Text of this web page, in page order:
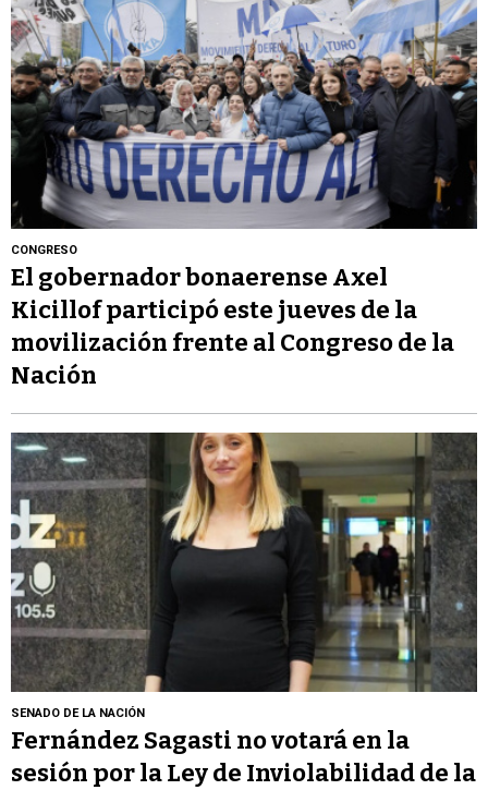
CONGRESO
El gobernador bonaerense Axel
Kicillof participó este jueves de la
movilización frente al Congreso de la
Nación
SENADO DE LA NACIÓN
Fernández Sagasti no votará en la
sesión por la Ley de Inviolabilidad de la